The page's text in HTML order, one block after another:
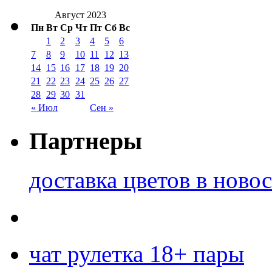
Август 2023
Пн Вт Ср Чт Пт Сб Вс
« Июл Сен »
1 2 3 4 5
6
7
8 9 10 11 12 13
14 15 16 17 18 19 20
21
22 23 24 25 26 27
28 29 30 31
Партнеры
доставка цветов в
чат рулетка 18+ пары